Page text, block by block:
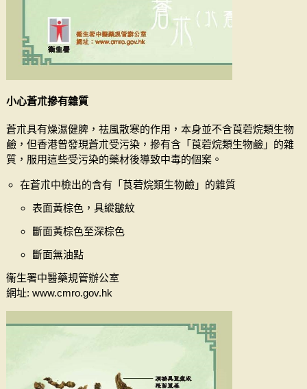
小心蒼朮摻有雜質
蒼朮具有燥濕健脾，祛風散寒的作用，本身並不含莨菪烷類生物
鹼，但香港曾發現蒼朮受污染，摻有含「莨菪烷類生物鹼」的雜
質，服用這些受污染的藥材後導致中毒的個案。
在蒼朮中檢出的含有「茛菪烷類生物鹼」的雜質
表面黃棕色，具縱皺紋
斷面黃棕色至深棕色
斷面無油點
衞生署中醫藥規管辦公室
網址: www.cmro.gov.hk